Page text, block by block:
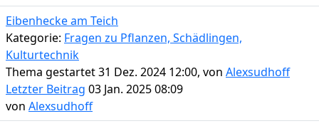
Eibenhecke am Teich
Kategorie: Fragen zu Pflanzen, Schädlingen,
Kulturtechnik
Thema gestartet 31 Dez. 2024 12:00, von Alexsudhoff
Letzter Beitrag 03 Jan. 2025 08:09
von Alexsudhoff